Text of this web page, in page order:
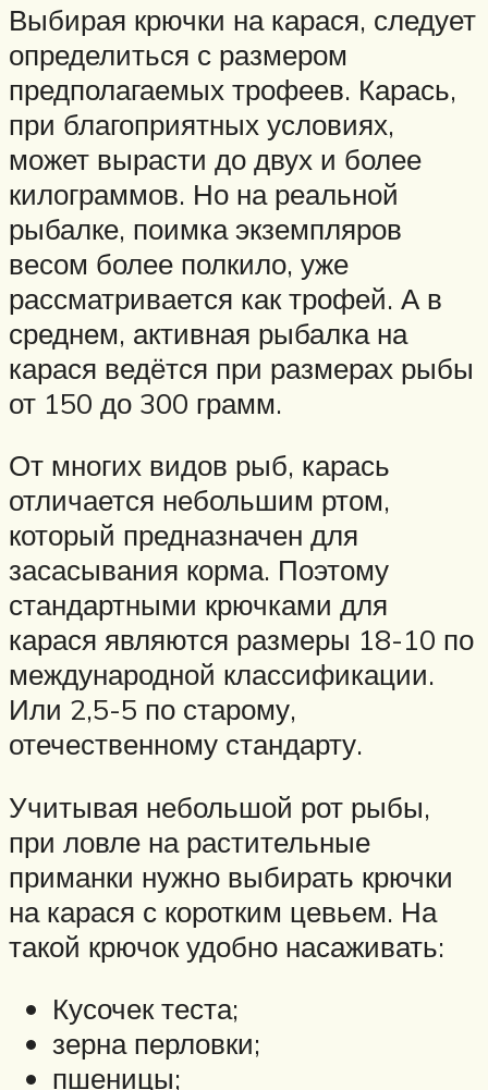
Выбирая крючки на карася, следует
определиться с размером
предполагаемых трофеев. Карась,
при благоприятных условиях,
может вырасти до двух и более
килограммов. Но на реальной
рыбалке, поимка экземпляров
весом более полкило, уже
рассматривается как трофей. А в
среднем, активная рыбалка на
карася ведётся при размерах рыбы
от 150 до 300 грамм.
От многих видов рыб, карась
отличается небольшим ртом,
который предназначен для
засасывания корма. Поэтому
стандартными крючками для
карася являются размеры 18-10 по
международной классификации.
Или 2,5-5 по старому,
отечественному стандарту.
Учитывая небольшой рот рыбы,
при ловле на растительные
приманки нужно выбирать крючки
на карася с коротким цевьем. На
такой крючок удобно насаживать:
Кусочек теста;
зерна перловки;
пшеницы;